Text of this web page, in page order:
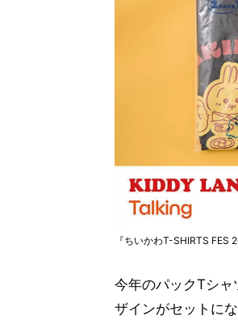
『ちいかわT-SHIRTS FES
今年のパックTシ
ザインがセットに